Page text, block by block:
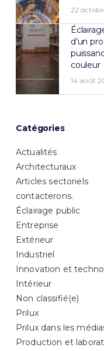
22
d’un
couleur
14 août
Catégories
Actualités
Architecturaux
Articles sectoriels
contacterons.
Éclairage public
Entreprise
Extérieur
Industriel
Innovation et
Intérieur
Non classifié(e)
Prilux
Prilux dans les
Production et